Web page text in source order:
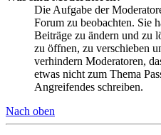
Die Aufgabe der
Forum zu beobachten. Sie
Beiträge zu ändern und zu
zu öffnen, zu verschieben
verhindern Moderatoren,
etwas nicht zum Thema
Angreifendes schreiben.
Nach oben